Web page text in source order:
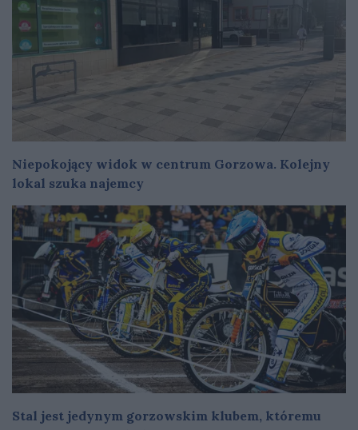
Niepokojący widok w centrum Gorzowa. Kolejny
lokal szuka najemcy
Stal jest jedynym gorzowskim klubem, któremu